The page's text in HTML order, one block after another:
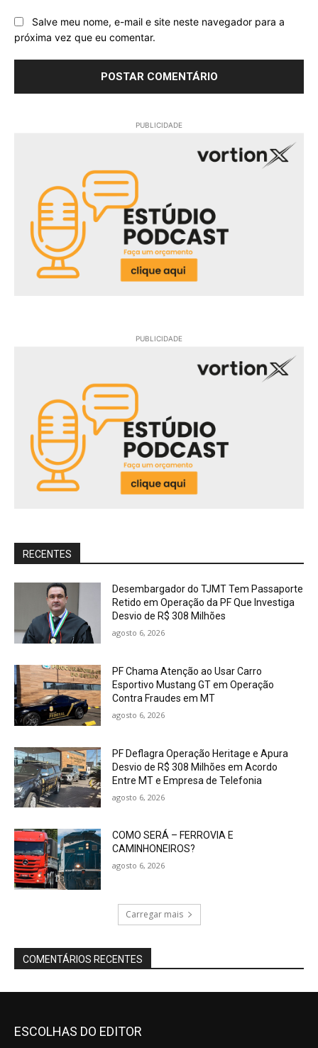
Salve meu nome, e-mail e site neste navegador para a
próxima vez que eu comentar.
PUBLICIDADE
PUBLICIDADE
RECENTES
Desembargador do TJMT Tem Passaporte
Retido em Operação da PF Que Investiga
Desvio de R$ 308 Milhões
agosto 6, 2026
PF Chama Atenção ao Usar Carro
Esportivo Mustang GT em Operação
Contra Fraudes em MT
agosto 6, 2026
PF Deflagra Operação Heritage e Apura
Desvio de R$ 308 Milhões em Acordo
Entre MT e Empresa de Telefonia
agosto 6, 2026
COMO SERÁ – FERROVIA E
CAMINHONEIROS?
agosto 6, 2026
Carregar mais
COMENTÁRIOS RECENTES
ESCOLHAS DO EDITOR